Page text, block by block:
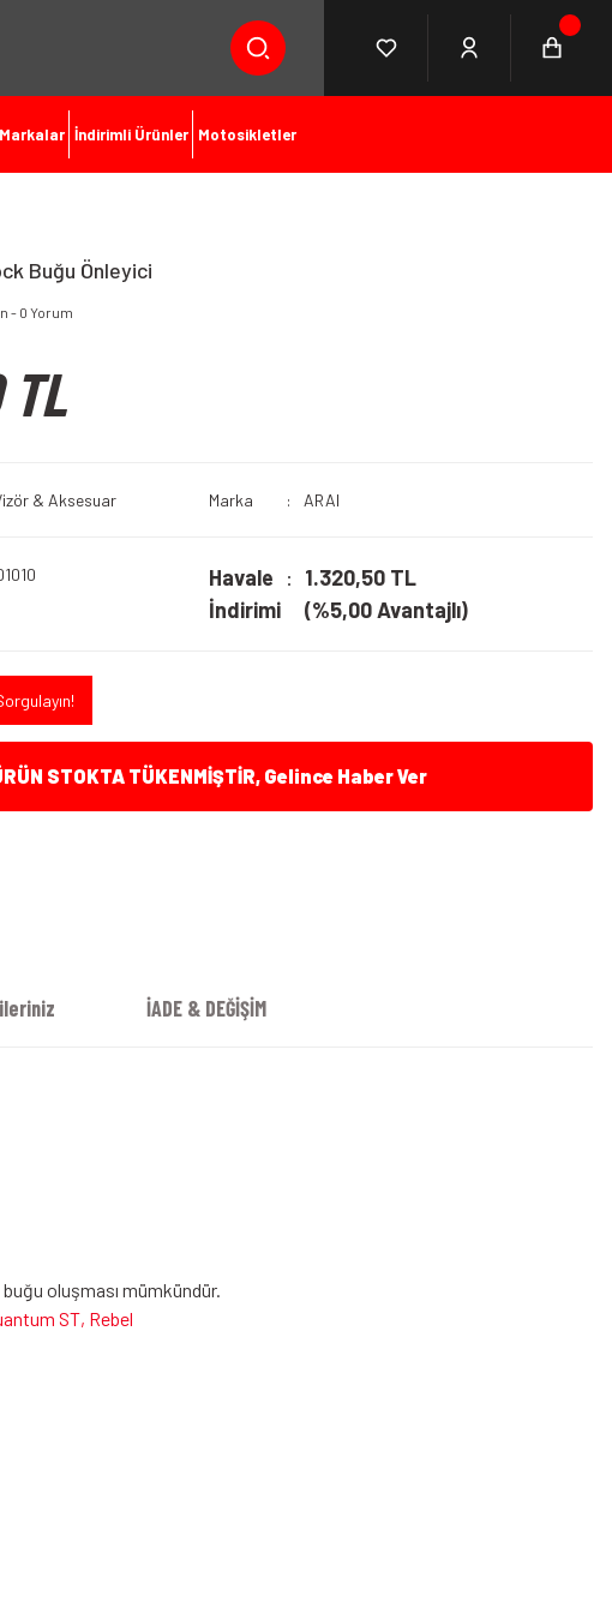
Markalar İndirimli Ürünler Motosikletler
Buğu Önleyici
- 0 Yorum
TL
& Aksesuar Marka ARAI
Havale
İndirimi
1.320,50 TL
(%5,00 Avantajlı)
STOKTA TÜKENMİŞTİR, Gelince Haber Ver
İADE & DEĞİŞİM
oluşması mümkündür.
ST, Rebel